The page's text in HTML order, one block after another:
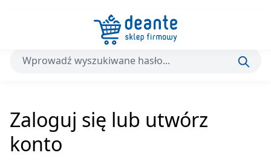
Przejdź do głównej zawartości
Zaloguj się lub utwórz
konto